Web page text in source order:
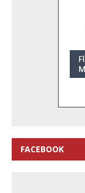
FACEBOOK